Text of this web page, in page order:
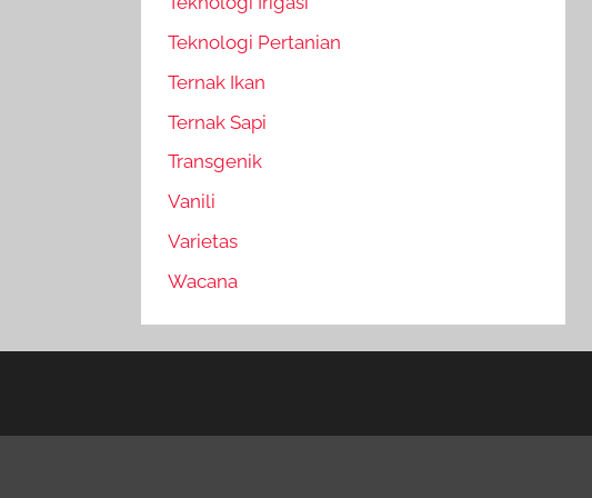
Teknologi Pertanian
Ternak Ikan
Ternak Sapi
Transgenik
Vanili
Varietas
Wacana